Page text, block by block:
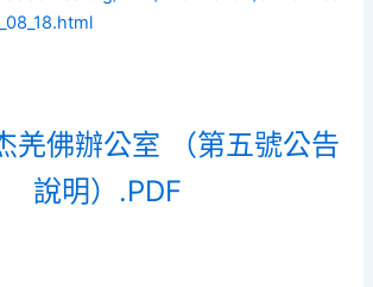
羌佛辦公室 （第五號公告
說明）.PDF